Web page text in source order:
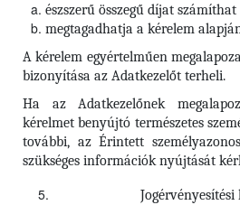
észszerű összegű díjat
megtagadhatja a kérelem
A kérelem egyértelműen
bizonyítása az Adatkezelőt terheli.
Ha az Adatkezelőnek
kérelmet benyújtó természetes
további, az Érintett
szükséges információk nyújtását
Jogérvényesítési